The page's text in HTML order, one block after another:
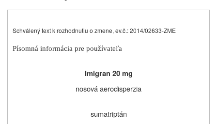
Schválený text k rozhodnutiu o zmene, ev.č.: 2014/02633-ZME
Písomná informácia pre používateľa
Imigran 20 mg
nosová aerodisperzia
sumatriptán